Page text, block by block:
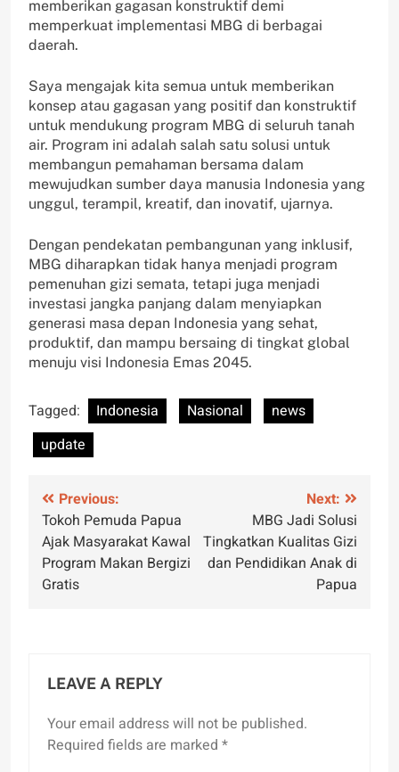
memberikan gagasan konstruktif demi
memperkuat implementasi MBG di berbagai
daerah.
Saya mengajak kita semua untuk memberikan
konsep atau gagasan yang positif dan konstruktif
untuk mendukung program MBG di seluruh tanah
air. Program ini adalah salah satu solusi untuk
membangun pemahaman bersama dalam
mewujudkan sumber daya manusia Indonesia yang
unggul, terampil, kreatif, dan inovatif, ujarnya.
Dengan pendekatan pembangunan yang inklusif,
MBG diharapkan tidak hanya menjadi program
pemenuhan gizi semata, tetapi juga menjadi
investasi jangka panjang dalam menyiapkan
generasi masa depan Indonesia yang sehat,
produktif, dan mampu bersaing di tingkat global
menuju visi Indonesia Emas 2045.
Tagged: Indonesia Nasional
news
update
Post
navigation
Previous:
Tokoh Pemuda Papua
Ajak Masyarakat Kawal
Program Makan Bergizi
Gratis
Next:
MBG Jadi Solusi
Tingkatkan Kualitas Gizi
dan Pendidikan Anak di
Papua
LEAVE A REPLY
Your email address will not be published.
Required fields are marked *